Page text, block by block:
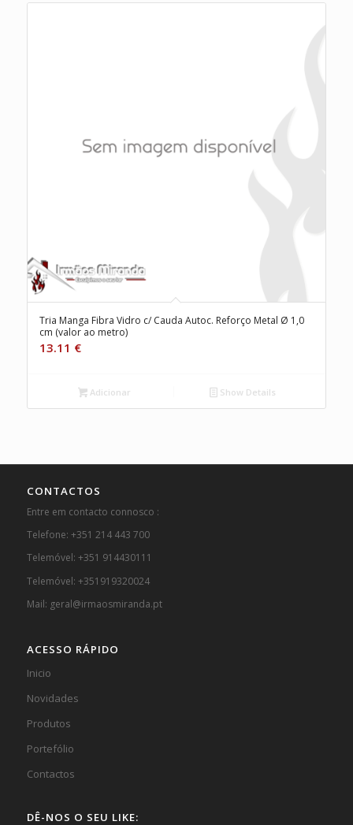
Tria Manga Fibra Vidro c/ Cauda Autoc. Reforço Metal Ø 1,0
cm (valor ao metro)
13.11 €
Adicionar Show Details
CONTACTOS
Entre em contacto connosco :
Telefone: +351 214 443 700
Telemóvel: +351 914430111
Telemóvel: +351919320024
Mail: geral@irmaosmiranda.pt
ACESSO RÁPIDO
Inicio
Novidades
Produtos
Portefólio
Contactos
DÊ-NOS O SEU LIKE: